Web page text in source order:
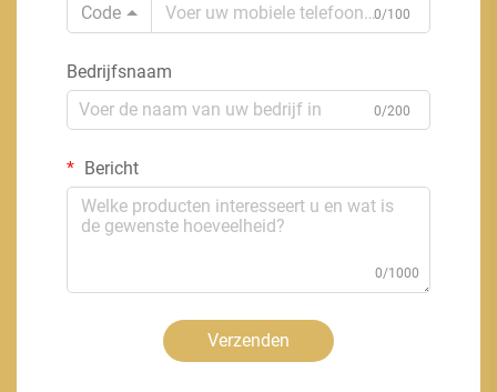
Code
0/100
Bedrijfsnaam
0/200
Bericht
0/1000
Verzenden